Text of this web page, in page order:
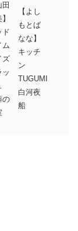
田
ド
ム
ズ
ッ
の
【よし
もとば
なな】
キッチ
ン
TUGUMI
白河夜
船